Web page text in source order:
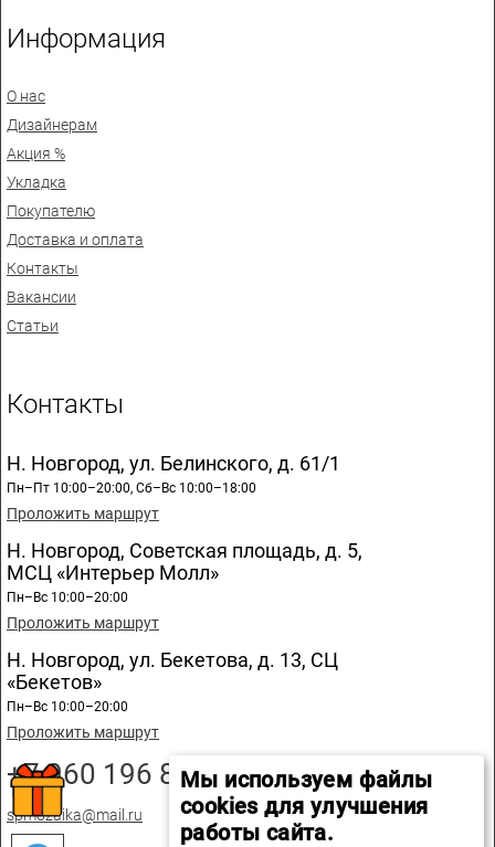
Информация
О нас
Дизайнерам
Акция %
Укладка
Покупателю
Доставка и оплата
Контакты
Вакансии
Статьи
Контакты
Н. Новгород, ул. Белинского, д. 61/1
Пн–Пт 10:00–20:00, Сб–Вс 10:00–18:00
Проложить маршрут
Н. Новгород, Советская площадь, д. 5,
МСЦ «Интерьер Молл»
Пн–Вс 10:00–20:00
Проложить маршрут
Н. Новгород, ул. Бекетова, д. 13, СЦ
«Бекетов»
Пн–Вс 10:00–20:00
Проложить маршрут
+7 960 196 89 20
spmozaika@mail.ru
Мы используем файлы
cookies для улучшения
работы сайта.